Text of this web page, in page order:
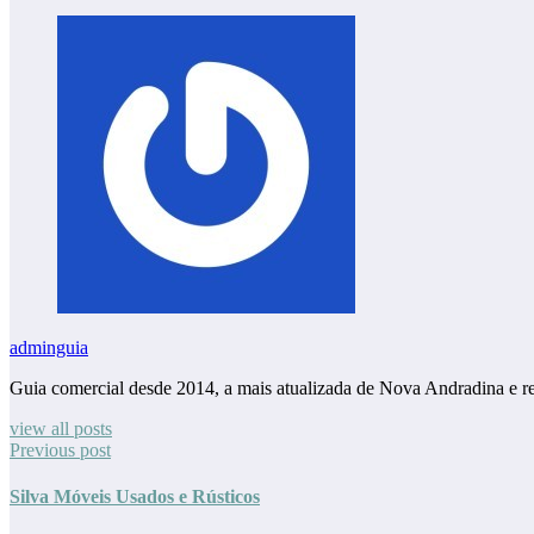
adminguia
Guia comercial desde 2014, a mais atualizada de Nova Andradina e
view all posts
Previous post
Silva Móveis Usados e Rústicos